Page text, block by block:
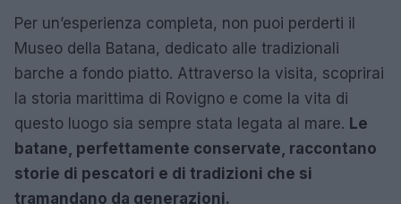
Per un’esperienza completa, non puoi perderti il
Museo della Batana, dedicato alle tradizionali
barche a fondo piatto. Attraverso la visita, scoprirai
la storia marittima di Rovigno e come la vita di
questo luogo sia sempre stata legata al mare. Le
batane, perfettamente conservate, raccontano
storie di pescatori e di tradizioni che si
tramandano da generazioni.